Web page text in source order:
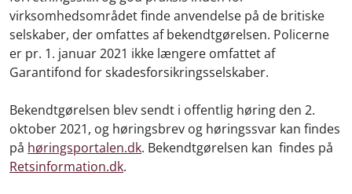
virksomhedsområdet finde anvendelse på de britiske
selskaber, der omfattes af bekendtgørelsen. Policerne
er pr. 1. januar 2021 ikke længere omfattet af
Garantifond for skadesforsikringsselskaber.
Bekendtgørelsen blev sendt i offentlig høring den 2.
oktober 2021, og høringsbrev og høringssvar kan findes
på høringsportalen.dk. Bekendtgørelsen kan findes på
Retsinformation.dk.